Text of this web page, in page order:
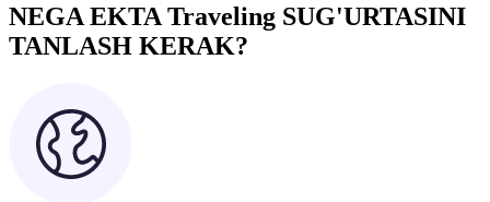
NEGA EKTA Traveling SUG'URTASINI
TANLASH KERAK?